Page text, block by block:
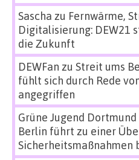
Sascha zu Fernwärme,
Digitalisierung: DEW21
die Zukunft
DEWFan zu Streit ums
fühlt sich durch Rede
angegriffen
Grüne Jugend Dortmund
Berlin führt zu einer
Sicherheitsmaßnahmen